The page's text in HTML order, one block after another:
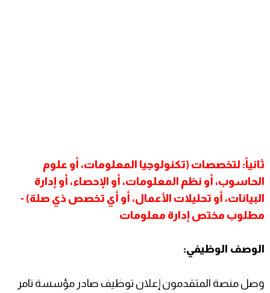
ثانياً: لتخصصات (تكنولوجيا المعلومات، أو علوم
الحاسوب، أو نظم المعلومات، أو الإحصاء، أو إدارة
البيانات، أو تحليلات الأعمال، أو أي تخصص ذي صلة) -
مطلوب مختص إدارة معلومات
الوصف الوظيفي:
وصل منصة المتقدمون إعلان توظيف صادر مؤسسة تامر